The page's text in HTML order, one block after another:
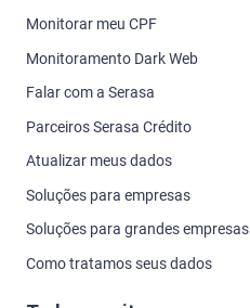
Monitorar meu CPF
Monitoramento Dark Web
Falar com a Serasa
Parceiros Serasa Crédito
Atualizar meus dados
Soluções para empresas
Soluções para grandes empresas
Como tratamos seus dados